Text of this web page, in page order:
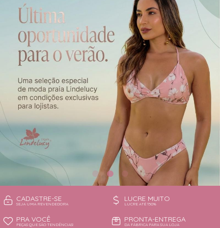
CONJUNTO
CONJUNTO BIQUÍNI
PIJAMA DE VERÃO
ROBE
TOP
TODOS DE OUTLET
CADASTRE-SE
SEJA UMA REVENDEDORA
LUCRE MUITO
LUCRE ATÉ 150%
PRA VOCÊ
PEÇAS QUE SÃO TENDÊNCIAS!
PRONTA-ENTREGA
DA FÁBRICA PARA SUA LOJA